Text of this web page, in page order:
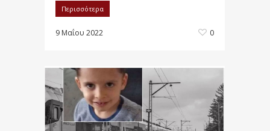
Περισσότερα
9 Μαΐου 2022 0